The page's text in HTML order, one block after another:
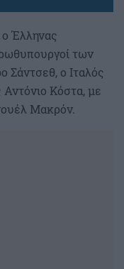
ο Έλληνας
των
Σάντσεθ, ο Ιταλός
Κόστα, με
Μακρόν.